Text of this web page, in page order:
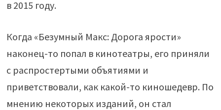
в 2015 году.
Когда «Безумный Макс: Дорога ярости»
наконец-то попал в кинотеатры, его приняли
с распростертыми объятиями и
приветствовали, как какой-то киношедевр. По
мнению некоторых изданий, он стал